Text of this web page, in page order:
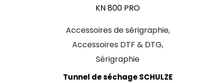
Accessoires de sérigraphie,
Accessoires DTF & DTG,
Sérigraphie
Tunnel de séchage SCHULZE